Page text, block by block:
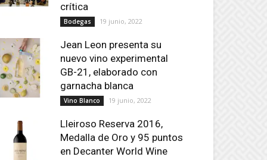
crítica
Bodegas 19 junio, 2022
Jean Leon presenta su
nuevo vino experimental
GB-21, elaborado con
garnacha blanca
Vino Blanco 19 junio, 2022
Lleiroso Reserva 2016,
Medalla de Oro y 95 puntos
en Decanter World Wine